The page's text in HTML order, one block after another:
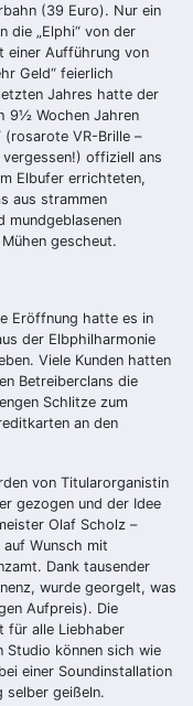
(39 Euro). Nur ein
die „Elphi“ von der
einer Aufführung von
Geld“ feierlich
Jahres hatte der
9½ Wochen Jahren
(rosarote VR-Brille –
offiziell ans
Elbufer errichteten,
aus strammen
mundgeblasenen
gescheut.
Eröffnung hatte es in
der Elbphilharmonie
Viele Kunden hatten
Betreiberclans die
Schlitze zum
an den
von Titularorganistin
gezogen und der Idee
Olaf Scholz –
auf Wunsch mit
Dank tausender
wurde georgelt, was
Aufpreis). Die
für alle Liebhaber
Studio können sich wie
einer Soundinstallation
selber geißeln.